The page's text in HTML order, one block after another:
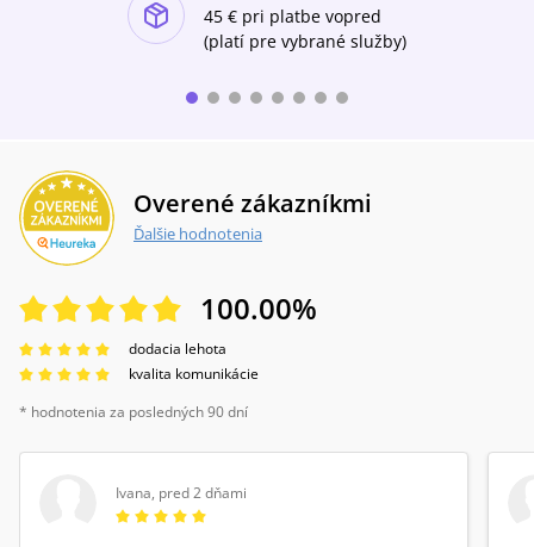
45 € pri platbe vopred
(platí pre vybrané služby)
Overené zákazníkmi
Ďalšie hodnotenia
100.00%
dodacia lehota
kvalita komunikácie
* hodnotenia za posledných 90 dní
Ivana, pred 2 dňami